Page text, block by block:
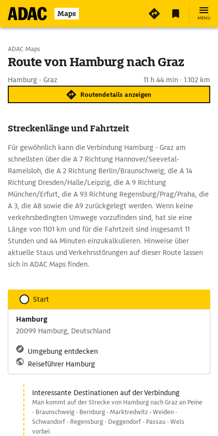
Maps MENÜ
Start wählen
ADAC Maps
Route von Hamburg nach Graz
Hamburg - Graz 11 h 44 min · 1.102 km
Routendetails anzeigen
Streckenlänge und Fahrtzeit
Für gewöhnlich kann die Verbindung Hamburg - Graz am
schnellsten über die A 7 Richtung Hannover/Seevetal-
Ramelsloh, die A 2 Richtung Berlin/Braunschweig, die A 14
Richtung Dresden/Halle/Leipzig, die A 9 Richtung
München/Erfurt, die A 93 Richtung Regensburg/Prag/Praha, die
A 3, die A8 sowie die A9 zurückgelegt werden. Wenn keine
verkehrsbedingten Umwege vorzufinden sind, hat sie eine
Länge von 1101 km und für die Fahrtzeit sind insgesamt 11
Stunden und 44 Minuten einzukalkulieren. Hinweise über
aktuelle Staus und Verkehrsstörungen auf dieser Route lassen
sich in ADAC Maps finden.
Start
Hamburg
20099 Hamburg, Deutschland
Umgebung entdecken
Reiseführer Hamburg
Interessante Destinationen auf der Verbindung
Man kommt auf der Strecke von Hamburg nach Graz an Peine
- Braunschweig - Bernburg - Marktredwitz - Weiden -
Schwandorf - Regensburg - Deggendorf - Passau - Wels
vorbei.